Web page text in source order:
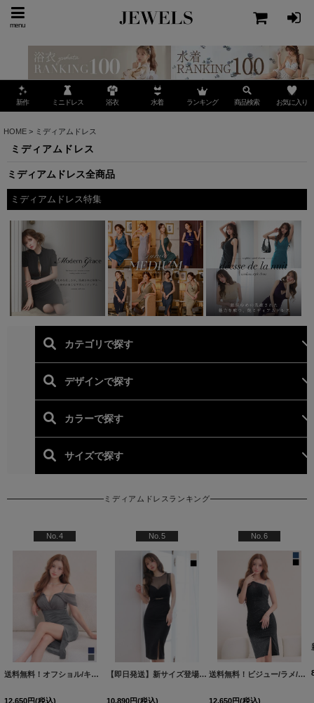
menu
新作 ミニドレス 浴衣 水着 ランキング 商品検索 お気に入り
HOME > ミディアムドレス
ミディアムドレス
ミディアムドレス全商品
ミディアムドレス特集
ミディアムドレスランキング
人気ランキング (ミディア
No.4
送料無料！オフショル/キャミソール/チュール/ラメ/ストレッチ/ギャザー/タイト/スリット/ミディアムドレス/キャバドレス【XS-Mサイズ/2カラー】[OF01]【SB】dzqgFV【予約商品/8月中旬発送予定】
12,650円(税込)
No.5
【即日発送】新サイズ登場!【送料無料】シアー/チュール/ラメ生地/ドッキング/ノースリーブ/タイト/スリット/ミディアムドレス/キャバドレス【XS-Lサイズ/2カラー】[OF03]【IM】dzmuFV
10,890円(税込)
No.6
送料無料！ビジュー/ラメ/ストレッチ/ワンショル/チュール袖/サイドスリット/谷間見せ/ミディアムドレス/キャバドレス【XS-Mサイズ/2カラー】[OF01]【SB】dzjsFV【予約商品/8月中旬発送予定】
12,650円(税込)